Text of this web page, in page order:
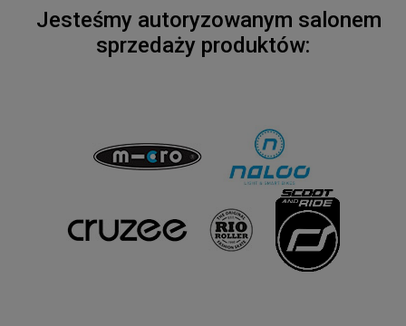
Jesteśmy autoryzowanym salonem
sprzedaży produktów: